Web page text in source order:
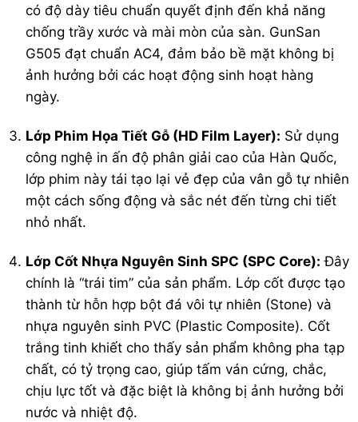
có độ dày tiêu chuẩn quyết định đến khả năng
chống trầy xước và mài mòn của sàn. GunSan
G505 đạt chuẩn AC4, đảm bảo bề mặt không bị
ảnh hưởng bởi các hoạt động sinh hoạt hàng
ngày.
Lớp Phim Họa Tiết Gỗ (HD Film Layer): Sử dụng
công nghệ in ấn độ phân giải cao của Hàn Quốc,
lớp phim này tái tạo lại vẻ đẹp của vân gỗ tự nhiên
một cách sống động và sắc nét đến từng chi tiết
nhỏ nhất.
Lớp Cốt Nhựa Nguyên Sinh SPC (SPC Core): Đây
chính là “trái tim” của sản phẩm. Lớp cốt được tạo
thành từ hỗn hợp bột đá vôi tự nhiên (Stone) và
nhựa nguyên sinh PVC (Plastic Composite). Cốt
trắng tinh khiết cho thấy sản phẩm không pha tạp
chất, có tỷ trọng cao, giúp tấm ván cứng, chắc,
chịu lực tốt và đặc biệt là không bị ảnh hưởng bởi
nước và nhiệt độ.